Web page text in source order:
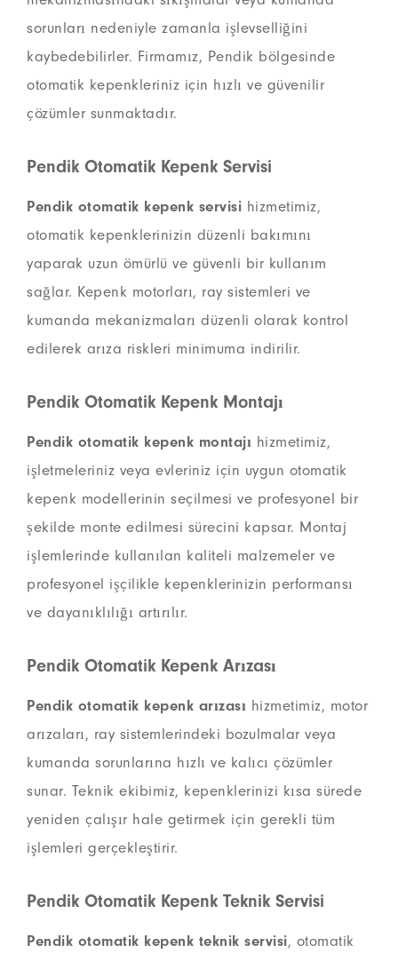
sorunları nedeniyle zamanla işlevselliğini
kaybedebilirler. Firmamız, Pendik bölgesinde
otomatik kepenkleriniz için hızlı ve güvenilir
çözümler sunmaktadır.
Pendik Otomatik Kepenk Servisi
Pendik otomatik kepenk servisi hizmetimiz,
otomatik kepenklerinizin düzenli bakımını
yaparak uzun ömürlü ve güvenli bir kullanım
sağlar. Kepenk motorları, ray sistemleri ve
kumanda mekanizmaları düzenli olarak kontrol
edilerek arıza riskleri minimuma indirilir.
Pendik Otomatik Kepenk Montajı
Pendik otomatik kepenk montajı hizmetimiz,
işletmeleriniz veya evleriniz için uygun otomatik
kepenk modellerinin seçilmesi ve profesyonel bir
şekilde monte edilmesi sürecini kapsar. Montaj
işlemlerinde kullanılan kaliteli malzemeler ve
profesyonel işçilikle kepenklerinizin performansı
ve dayanıklılığı artırılır.
Pendik Otomatik Kepenk Arızası
Pendik otomatik kepenk arızası hizmetimiz, motor
arızaları, ray sistemlerindeki bozulmalar veya
kumanda sorunlarına hızlı ve kalıcı çözümler
sunar. Teknik ekibimiz, kepenklerinizi kısa sürede
yeniden çalışır hale getirmek için gerekli tüm
işlemleri gerçekleştirir.
Pendik Otomatik Kepenk Teknik Servisi
Pendik otomatik kepenk teknik servisi, otomatik